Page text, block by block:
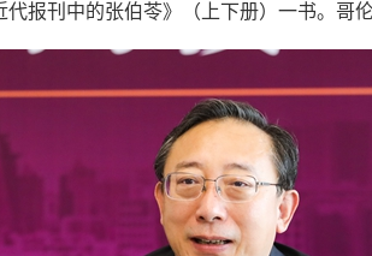
报刊中的张伯苓》（上下册）一书。哥伦